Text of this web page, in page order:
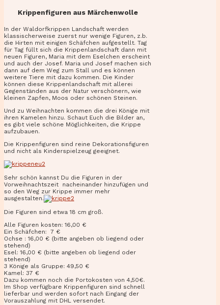
Krippenfiguren aus Märchenwolle
In der Waldorfkrippen Landschaft werden
klassischerweise zuerst nur wenige Figuren, z.b.
die Hirten mit einigen Schäfchen aufgestellt. Tag
für Tag füllt sich die Krippenlandschaft dann mit
neuen Figuren, Maria mit dem Eselchen erscheint
und auch der Josef. Maria und Josef machen sich
dann auf dem Weg zum Stall und es können
weitere Tiere mit dazu kommen. Die Kinder
können diese Krippenlandschaft mit allerei
Gegenständen aus der Natur verschönern, wie
kleinen Zapfen, Moos oder schönen Steinen.
Und zu Weihnachten kommen die drei Könige mit
ihren Kamelen hinzu. Schaut Euch die Bilder an,
es gibt viele schöne Möglichkeiten, die Krippe
aufzubauen.
Die Krippenfiguren sind reine Dekorationsfiguren
und nicht als Kinderspielzeug geeignet.
Sehr schön kannst Du die Figuren in der
Vorweihnachtszeit nacheinander hinzufügen und
so den Weg zur Krippe immer mehr
ausgestalten.
Die Figuren sind etwa 18 cm groß.
Alle Figuren kosten: 16,00 €
Ein Schäfchen: 7 €
Ochse : 16,00 € (bitte angeben ob liegend oder
stehend)
Esel: 16,00 € (bitte angeben ob liegend oder
stehend)
3 Könige als Gruppe: 49,50 €
Kamel: 37 €
Dazu kommen noch die Portokosten von 4,50€.
Im Shop verfügbare Krippenfiguren sind schnell
lieferbar und werden sofort nach Eingang der
Vorauszahlung mit DHL versendet.